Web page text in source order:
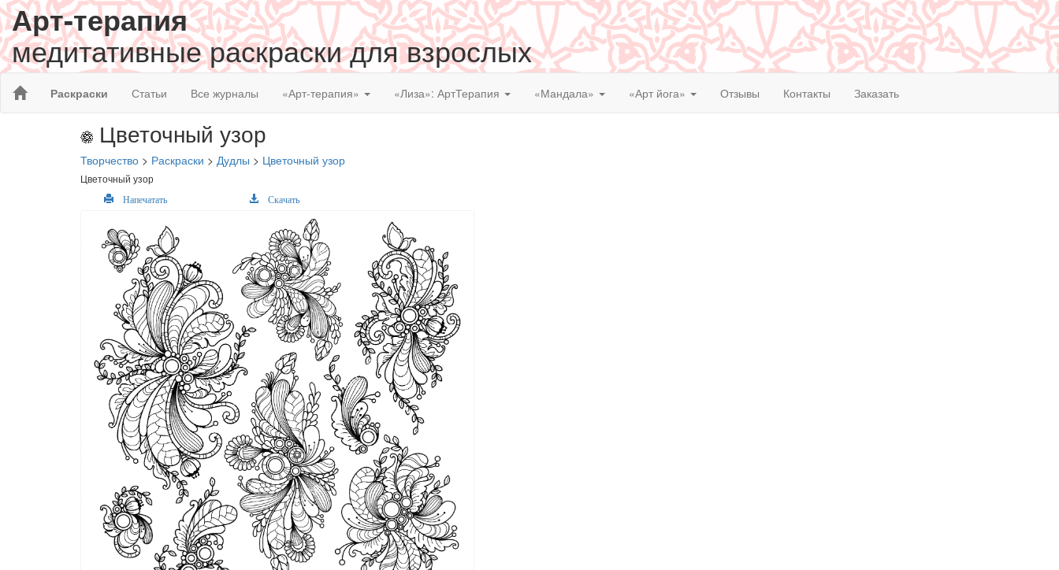
Арт-терапия
медитативные раскраски для взрослых
Раскраски Статьи Все журналы «Арт-терапия» «Лиза»: АртТерапия «Мандала» «Арт йога» Отзывы Контакты Заказать
Цветочный узор
Творчество > Раскраски > Дудлы > Цветочный узор
Цветочный узор
Напечатать Скачать